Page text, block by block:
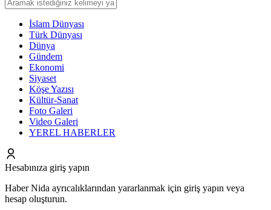
İslam Dünyası
Türk Dünyası
Dünya
Gündem
Ekonomi
Siyaset
Köşe Yazısı
Kültür-Sanat
Foto Galeri
Video Galeri
YEREL HABERLER
Hesabınıza giriş yapın
Haber Nida ayrıcalıklarından yararlanmak için giriş yapın veya
hesap oluşturun.